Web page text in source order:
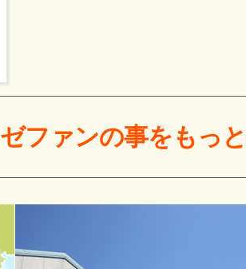
ゼファンの事をもっと